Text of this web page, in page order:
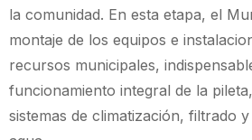
la comunidad. En esta etapa, el
montaje de los equipos e
recursos municipales,
funcionamiento integral de la
sistemas de climatización, filtrado